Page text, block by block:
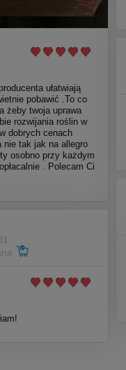
ułatwiają
pobawić .To co
żeby twoja uprawa
rozwijania roślin w
dobrych cenach
nie tak jak na allegro
osobno przy każdym
. Polecam Ci